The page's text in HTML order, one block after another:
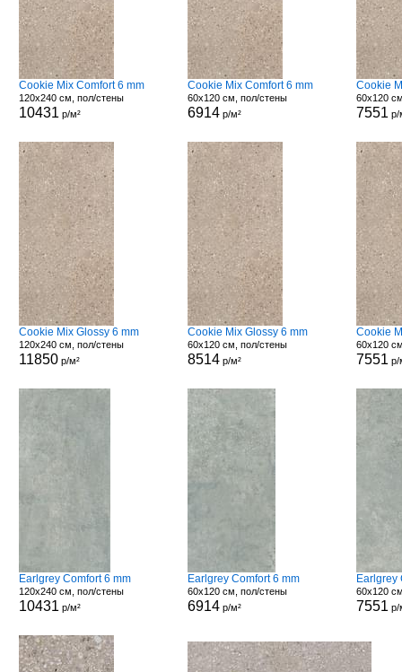
Cookie Mix Comfort 6 mm
120x240 см, пол/стены
10431 р/м²
Cookie Mix Comfort 6 mm
60x120 см, пол/стены
6914 р/м²
Cookie
60x120
7551 р/
Cookie Mix Glossy 6 mm
120x240 см, пол/стены
11850р/м²
Cookie Mix Glossy 6 mm
60x120 см, пол/стены
8514 р/м²
Cookie
60x120
7551 р/
Earlgrey Comfort 6 mm
120x240 см, пол/стены
10431 р/м²
Earlgrey Comfort 6 mm
60x120 см, пол/стены
6914 р/м²
Earlgrey
60x120
7551 р/